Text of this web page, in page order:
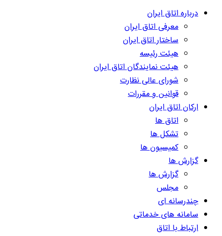
درباره اتاق ایران
معرفی اتاق ایران
ساختار اتاق ایران
هیئت رئیسه
هیئت نمایندگان اتاق ایران
شورای عالی نظارت
قوانین و مقررات
ارکان اتاق ایران
اتاق ها
تشکل ها
کمیسیون ها
گزارش ها
گزارش ها
مجلس
چندرسانه ای
سامانه های خدماتی
ارتباط با اتاق